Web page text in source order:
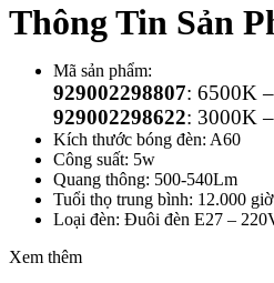
Thông Tin Sản
Mã sản phẩm:
929002298807: 6500K
929002298622: 3000K
Kích thước bóng đèn: A60
Công suất: 5w
Quang thông: 500-540Lm
Tuổi thọ trung bình: 12.000 giờ
Loại đèn: Đuôi đèn E27 –
Xem thêm